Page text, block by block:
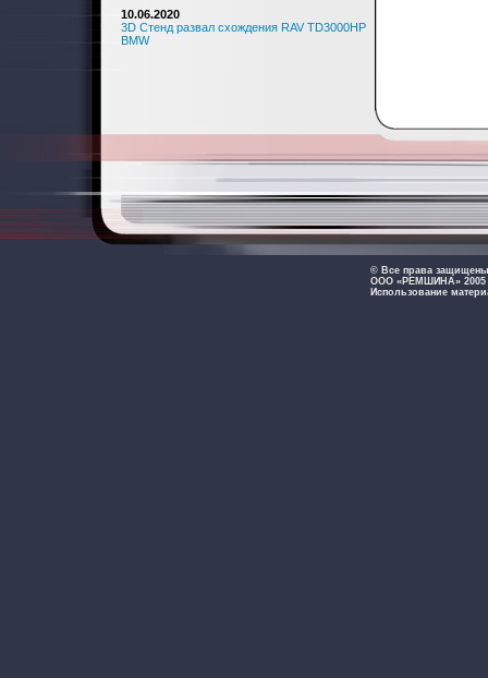
10.06.2020
3D Стенд развал схождения RAV TD3000HP
BMW
© Все права защищены
ООО «РЕМШИНА» 2005
Использование